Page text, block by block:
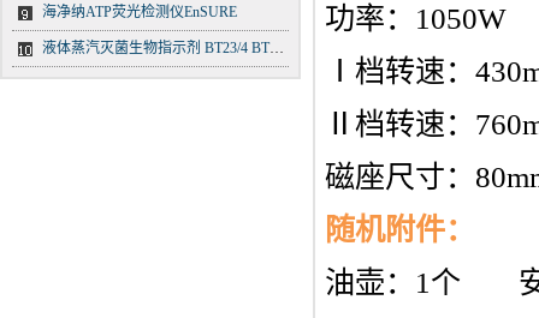
海净纳ATP荧光检测仪EnSURE
液体蒸汽灭菌生物指示剂 BT23/4 BT23/5 BT23/6
功率：1050W
Ⅰ档转速：
Ⅱ档转速：
磁座尺寸：
随机附件：
油壶：1个